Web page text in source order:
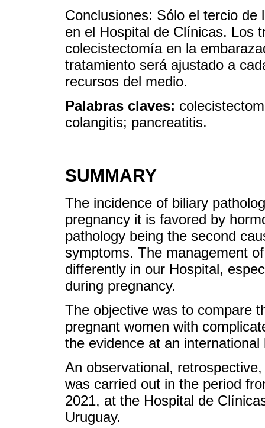
Conclusiones: Sólo el tercio
en el Hospital de Clínicas. Los
colecistectomía en la
tratamiento será ajustado a
recursos del medio.
Palabras claves:
colangitis; pancreatitis.
SUMMARY
The incidence of biliary
pregnancy it is favored by
pathology being the second
symptoms. The management
differently in our Hospital,
during pregnancy.
The objective was to compare
pregnant women with
the evidence at an international
An observational,
was carried out in the period
2021, at the Hospital de
Uruguay.